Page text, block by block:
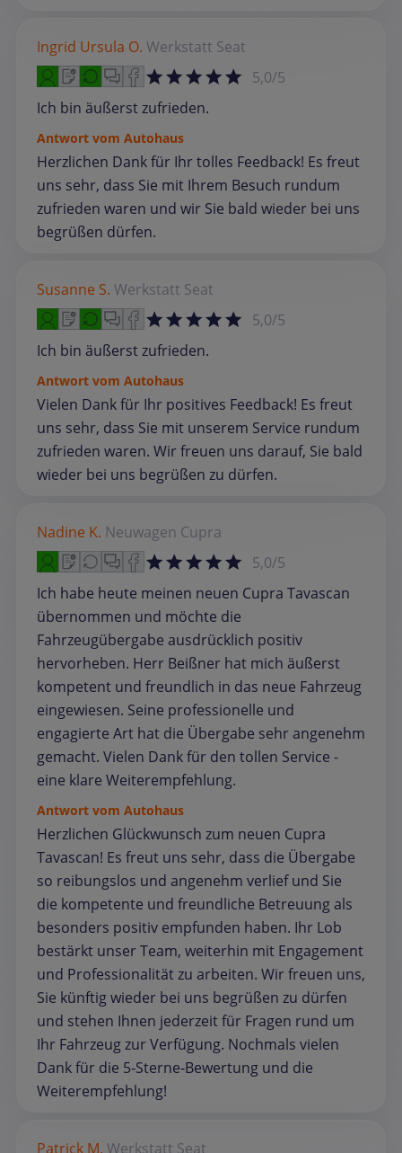
Ingrid Ursula O. Werkstatt Seat
5,0/5
Ich bin äußerst zufrieden.
Antwort vom Autohaus
Herzlichen Dank für Ihr tolles Feedback! Es freut
uns sehr, dass Sie mit Ihrem Besuch rundum
zufrieden waren und wir Sie bald wieder bei uns
begrüßen dürfen.
Susanne S. Werkstatt Seat
5,0/5
Ich bin äußerst zufrieden.
Antwort vom Autohaus
Vielen Dank für Ihr positives Feedback! Es freut
uns sehr, dass Sie mit unserem Service rundum
zufrieden waren. Wir freuen uns darauf, Sie bald
wieder bei uns begrüßen zu dürfen.
Nadine K. Neuwagen Cupra
5,0/5
Ich habe heute meinen neuen Cupra Tavascan
übernommen und möchte die
Fahrzeugübergabe ausdrücklich positiv
hervorheben. Herr Beißner hat mich äußerst
kompetent und freundlich in das neue Fahrzeug
eingewiesen. Seine professionelle und
engagierte Art hat die Übergabe sehr angenehm
gemacht. Vielen Dank für den tollen Service -
eine klare Weiterempfehlung.
Antwort vom Autohaus
Herzlichen Glückwunsch zum neuen Cupra
Tavascan! Es freut uns sehr, dass die Übergabe
so reibungslos und angenehm verlief und Sie
die kompetente und freundliche Betreuung als
besonders positiv empfunden haben. Ihr Lob
bestärkt unser Team, weiterhin mit Engagement
und Professionalität zu arbeiten. Wir freuen uns,
Sie künftig wieder bei uns begrüßen zu dürfen
und stehen Ihnen jederzeit für Fragen rund um
Ihr Fahrzeug zur Verfügung. Nochmals vielen
Dank für die 5‑Sterne‑Bewertung und die
Weiterempfehlung!
Patrick M. Werkstatt Seat